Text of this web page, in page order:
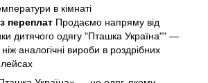
в кімнаті
переплат Продаємо напряму від
дитячого одягу "Пташка Україна"" —
аналогічні вироби в роздрібних